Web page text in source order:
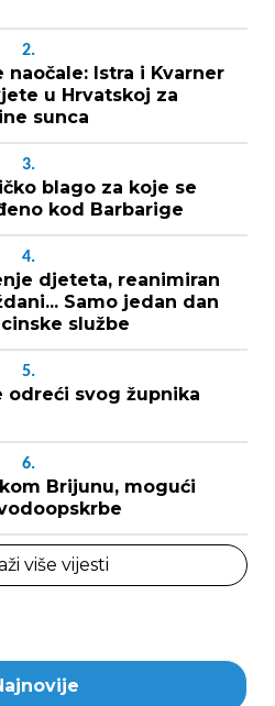
2.
Istra i Kvarner
u Hrvatskoj za
sunca
3.
blago za koje se
kod Barbarige
4.
djeteta, reanimiran
Samo jedan dan
službe
5.
odreći svog župnika
6.
Brijunu, mogući
više vijesti